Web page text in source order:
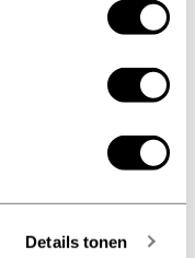
Details tonen
van airco
maken